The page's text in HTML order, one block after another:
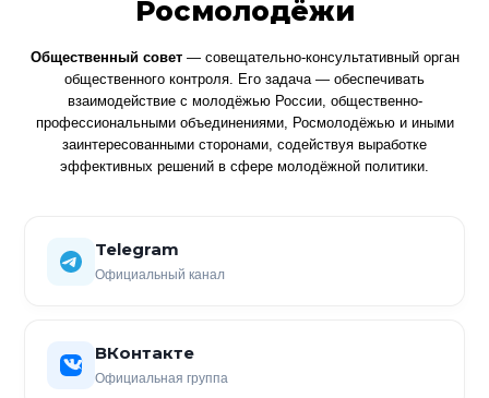
Росмолодёжи
Общественный совет— совещательно-консультативный орган
общественного контроля. Его задача — обеспечивать
взаимодействие с молодёжью России, общественно-
профессиональными объединениями, Росмолодёжью и иными
заинтересованными сторонами, содействуя выработке
эффективных решений в сфере молодёжной политики.
Telegram
Официальный канал
ВКонтакте
Официальная группа